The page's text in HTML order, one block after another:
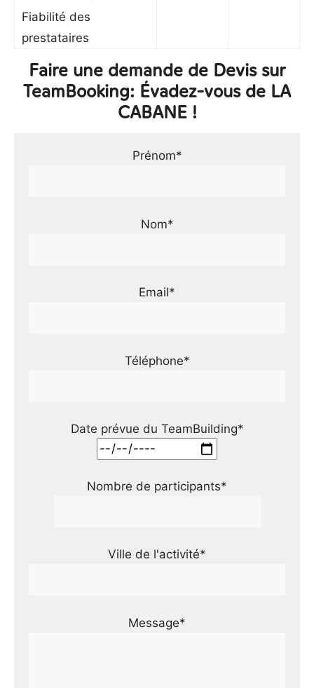
Fiabilité des
prestataires
Faire une demande de Devis sur
TeamBooking: Évadez-vous de LA
CABANE !
Prénom*
Nom*
Email*
Téléphone*
Date prévue du TeamBuilding*
Nombre de participants*
Ville de l'activité*
Message*